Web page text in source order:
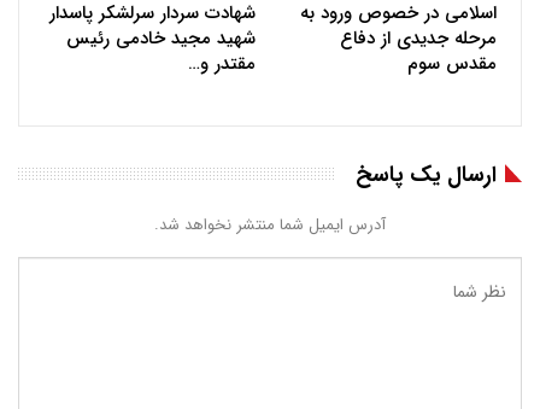
اسلامی در خصوص ورود به
مرحله جدیدی از دفاع
مقدس سوم
شهادت سردار سرلشکر پاسدار
شهید مجید خادمی رئیس
مقتدر و…
ارسال یک پاسخ
آدرس ایمیل شما منتشر نخواهد شد.